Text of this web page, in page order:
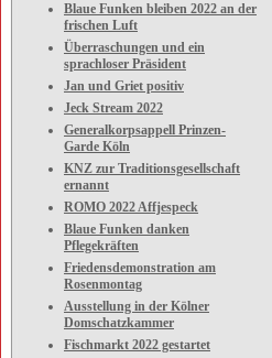
Blaue Funken bleiben 2022 an der
frischen Luft
Überraschungen und ein
sprachloser Präsident
Jan und Griet positiv
Jeck Stream 2022
Generalkorpsappell Prinzen-
Garde Köln
KNZ zur Traditionsgesellschaft
ernannt
ROMO 2022 Affjespeck
Blaue Funken danken
Pflegekräften
Friedensdemonstration am
Rosenmontag
Ausstellung in der Kölner
Domschatzkammer
Fischmarkt 2022 gestartet